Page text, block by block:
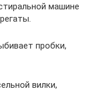
машине
пробки,
вилки,